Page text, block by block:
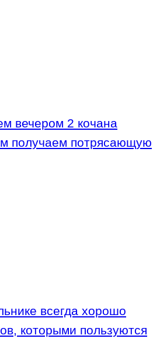
вечером 2 кочана
получаем потрясающую
всегда хорошо
которыми пользуются